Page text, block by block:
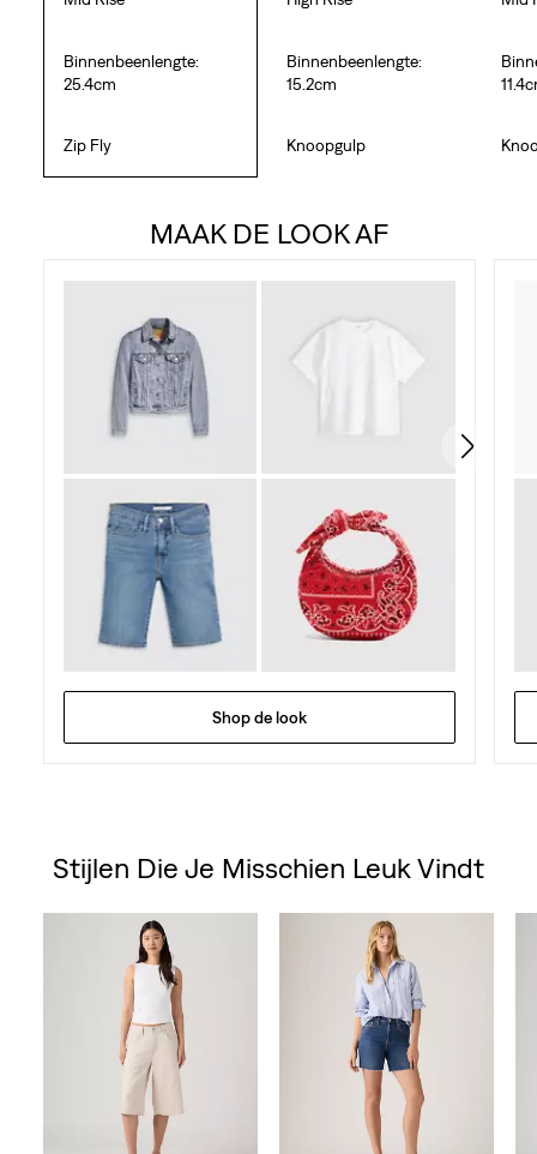
Binnenbeenlengte:
25.4cm
Binnenbeenlengte:
15.2cm
Zip Fly Knoopgulp
MAAK DE LOOK AF
Shop de look
Stijlen Die Je Misschien Leuk Vindt